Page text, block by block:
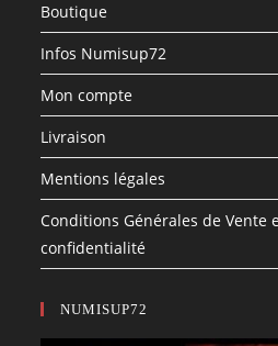
Boutique
Infos Numisup72
Mon compte
Livraison
Mentions légales
Conditions Générales de Vente
confidentialité
NUMISUP72